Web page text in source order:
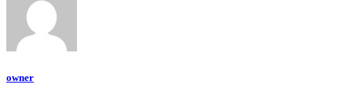
owner